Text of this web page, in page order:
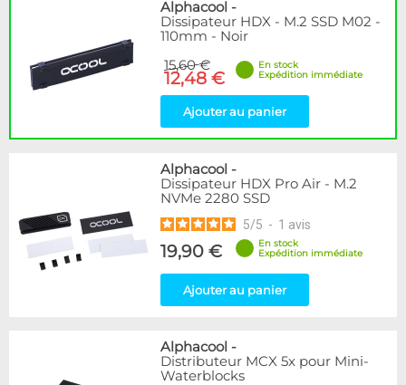
Disponibilité / Promotions
Articles en promotions
Appliquer
Alphacool -
Dissipateur HDX - M.2 SSD M02 -
110mm - Noir
15,60 €
12,48 €
En stock
Expédition immédiate
Ajouter au panier
Alphacool -
Dissipateur HDX Pro Air - M.2
NVMe 2280 SSD
5/5 - 1 avis
19,90 €
En stock
Expédition immédiate
Ajouter au panier
Alphacool -
Distributeur MCX 5x pour Mini-
Waterblocks